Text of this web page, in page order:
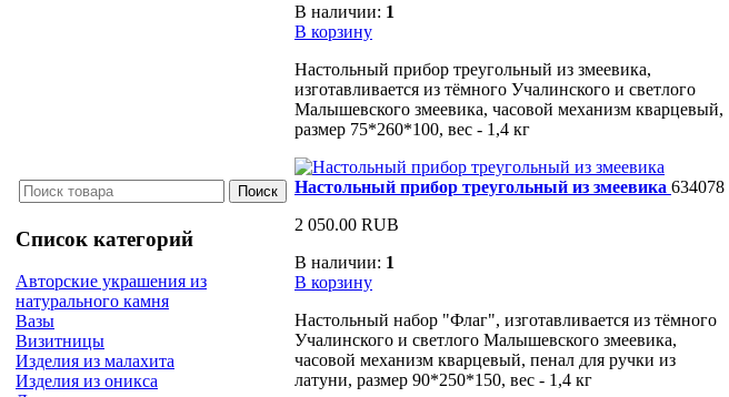
Список категорий
Авторские украшения из
натурального камня
Вазы
Визитницы
Изделия из малахита
Изделия из оникса
В наличии: 1
В корзину
Настольный прибор треугольный из змеевика,
изготавливается из тёмного Учалинского и светлого
Малышевского змеевика, часовой механизм кварцевый,
размер 75*260*100, вес - 1,4 кг
Настольный прибор треугольный из змеевика 634078
2 050.00 RUB
В наличии: 1
В корзину
Настольный набор "Флаг", изготавливается из тёмного
Учалинского и светлого Малышевского змеевика,
часовой механизм кварцевый, пенал для ручки из
латуни, размер 90*250*150, вес - 1,4 кг